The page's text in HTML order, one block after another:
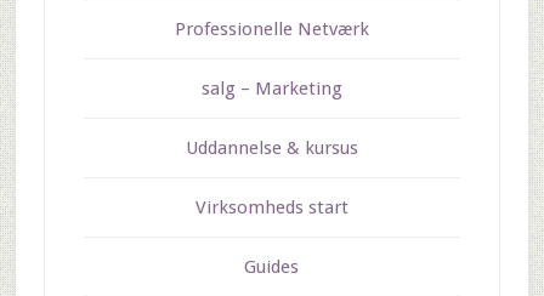
Professionelle Netværk
salg – Marketing
Uddannelse & kursus
Virksomheds start
Guides